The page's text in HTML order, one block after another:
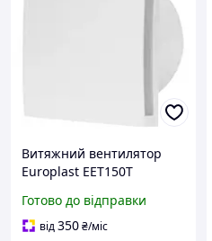
Витяжний вентилятор
Europlast EET150T
Готово до відправки
від350₴/міс